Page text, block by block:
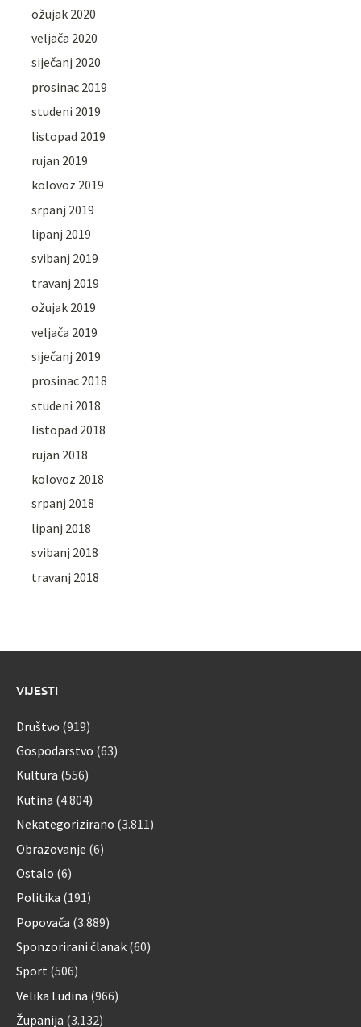
ožujak 2020
veljača 2020
siječanj 2020
prosinac 2019
studeni 2019
listopad 2019
rujan 2019
kolovoz 2019
srpanj 2019
lipanj 2019
svibanj 2019
travanj 2019
ožujak 2019
veljača 2019
siječanj 2019
prosinac 2018
studeni 2018
listopad 2018
rujan 2018
kolovoz 2018
srpanj 2018
lipanj 2018
svibanj 2018
travanj 2018
VIJESTI
Društvo (919)
Gospodarstvo (63)
Kultura (556)
Kutina (4.804)
Nekategorizirano (3.811)
Obrazovanje (6)
Ostalo (6)
Politika (191)
Popovača (3.889)
Sponzorirani članak (60)
Sport (506)
Velika Ludina (966)
Županija (3.132)